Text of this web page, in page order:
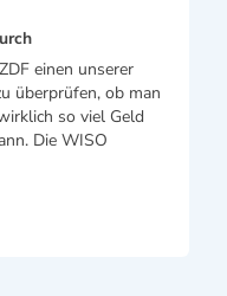
einen unserer
überprüfen, ob man
so viel Geld
Die WISO